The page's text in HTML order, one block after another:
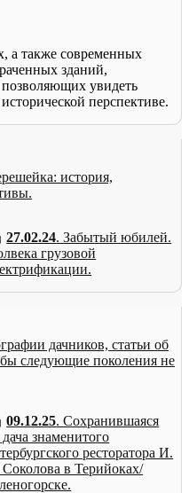
а также современных
зданий,
увидеть
перспективе.
история,
27.02.24. Забытый юбилей.
грузовой
дачников, статьи об
следующие поколения не
09.12.25. Сохранившаяся
знаменитого
ресторатора И.
в Терийоках/